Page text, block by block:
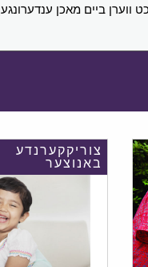
ווערן ביים מאכן
צוריקקערנדע
באנוצער